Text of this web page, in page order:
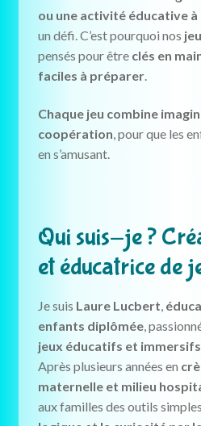
ou une activité éducative à
un défi. C’est pourquoi nos
pensés pour être clés en
faciles à préparer.
Chaque jeu combine
coopération, pour que les
en s’amusant.
Qui suis-je ?
et éducatrice de
Je suis Laure Lucbert
enfants diplômée,
jeux éducatifs et immersifs
Après plusieurs années en
maternelle et milieu
aux familles des outils